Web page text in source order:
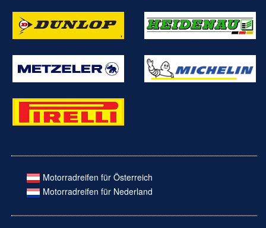
Motorradreifen für Österreich
Motorradreifen für Nederland